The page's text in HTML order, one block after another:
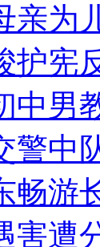
亲为
护宪
中男
警中
畅游
害遭